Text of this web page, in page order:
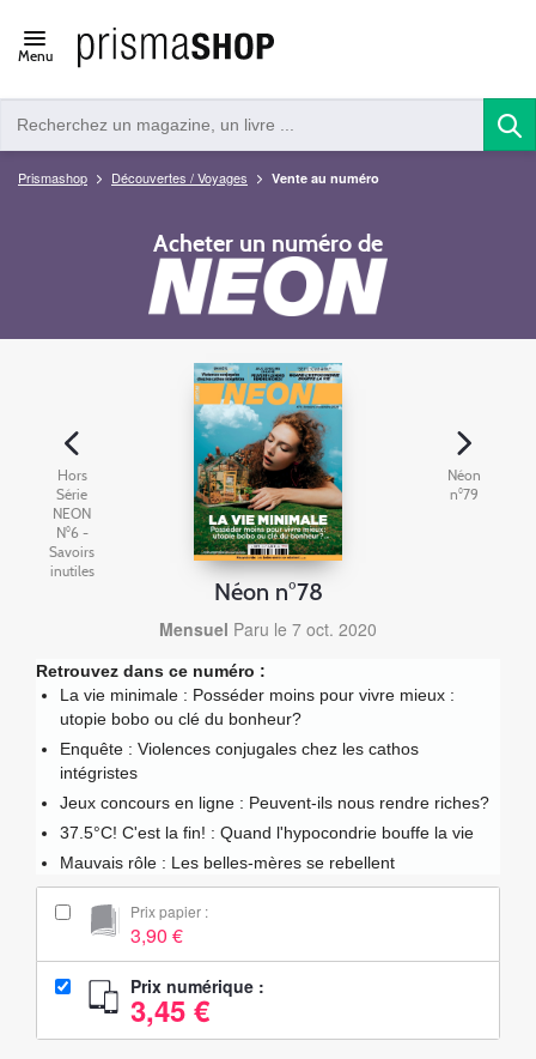
Open/close
navigation
Menu
Prismashop Découvertes / Voyages Vente au numéro
Acheter un numéro de
Hors
Série
NEON
N°6 -
Savoirs
inutiles
Néon n°78
Mensuel Paru le 7 oct. 2020
Retrouvez dans ce numéro :
La vie minimale : Posséder moins pour vivre mieux :
utopie bobo ou clé du bonheur?
Enquête : Violences conjugales chez les cathos
intégristes
Jeux concours en ligne : Peuvent-ils nous rendre riches?
37.5°C! C'est la fin! : Quand l'hypocondrie bouffe la vie
Mauvais rôle : Les belles-mères se rebellent
Prix papier :
3,90 €
Prix numérique :
3,45 €
Néon
n°79